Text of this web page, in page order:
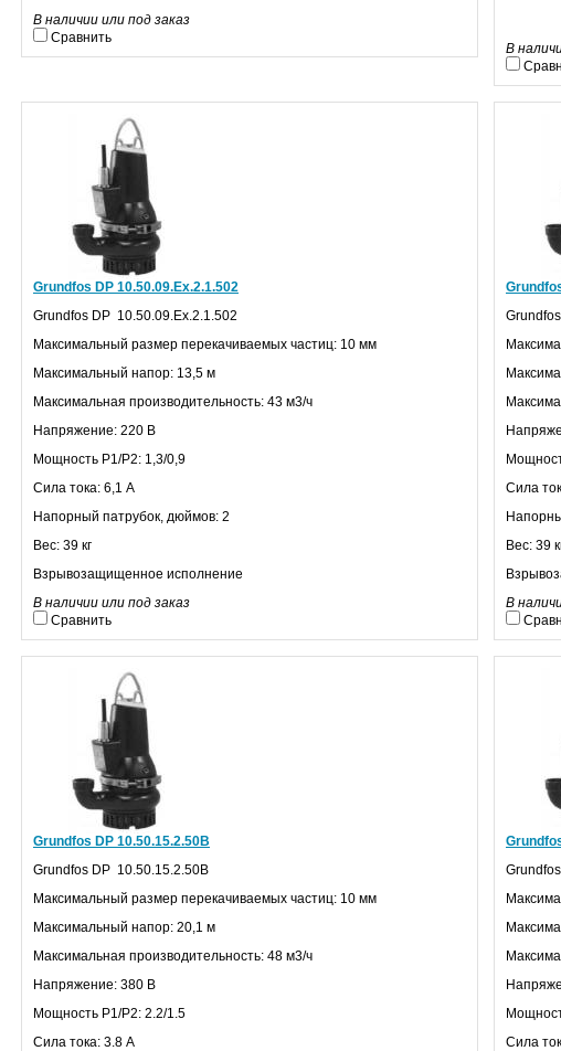
В наличии или под заказ
Сравнить
В
Grundfos DP 10.50.09.Ex.2.1.502
Grundfos DP 10.50.09.Ex.2.1.502
Максимальный размер перекачиваемых частиц: 10 мм
Максимальный напор: 13,5 м
Максимальная производительность: 43 м3/ч
Напряжение: 220 В
Мощность P1/P2: 1,3/0,9
Сила тока: 6,1 А
Напорный патрубок, дюймов: 2
Вес: 39 кг
Взрывозащищенное исполнение
В наличии или под заказ
Сравнить
Grundfos
Сила
Вес: 39
В
Grundfos DP 10.50.15.2.50В
Grundfos DP 10.50.15.2.50В
Максимальный размер перекачиваемых частиц: 10 мм
Максимальный напор: 20,1 м
Максимальная производительность: 48 м3/ч
Напряжение: 380 В
Мощность P1/P2: 2.2/1.5
Сила тока: 3.8 А
Grundfos
Сила